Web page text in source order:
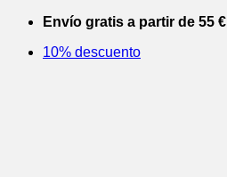
Saltar
contenido
Envío gratis a partir de 55 €
10% descuento